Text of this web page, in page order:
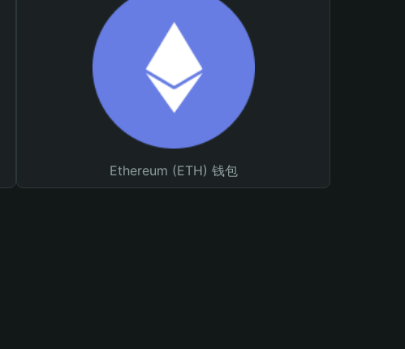
Ethereum (ETH) 钱包